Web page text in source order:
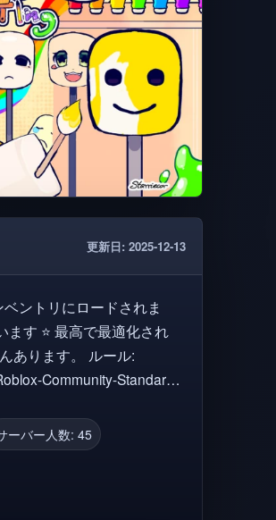
更新日: 2025-12-13
Community-Standards
イベント #rp #フェスタ #
ーバー人数: 45